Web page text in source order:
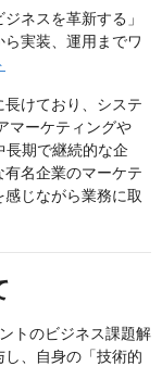
ネスを革新する」
実装、運用までワ
けており、システ
マーケティングや
長期で継続的な企
名企業のマーケテ
じながら業務に取
トのビジネス課題解
、自身の「技術的